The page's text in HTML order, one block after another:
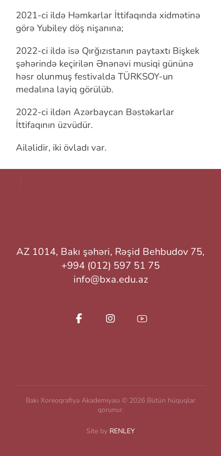
2021-ci ildə Həmkarlar İttifaqında xidmətinə
görə Yubiley döş nişanına;
2022-ci ildə isə Qırğızıstanın paytaxtı Bişkek
şəhərində keçirilən Ənənəvi musiqi gününə
həsr olunmuş festivalda TÜRKSOY-un
medalına layiq görülüb.
2022-ci ildən Azərbaycan Bəstəkarlar
İttifaqının üzvüdür.
Ailəlidir, iki övladı var.
AZ 1014, Bakı şəhəri, Rəşid Behbudov 75,
+994 (012) 597 51 75
info@bxa.edu.az
Bakı Xoreoqrafiya Akademiyası © 2026 Bütün hüquqlar
qorunur.
Site by RENLEY